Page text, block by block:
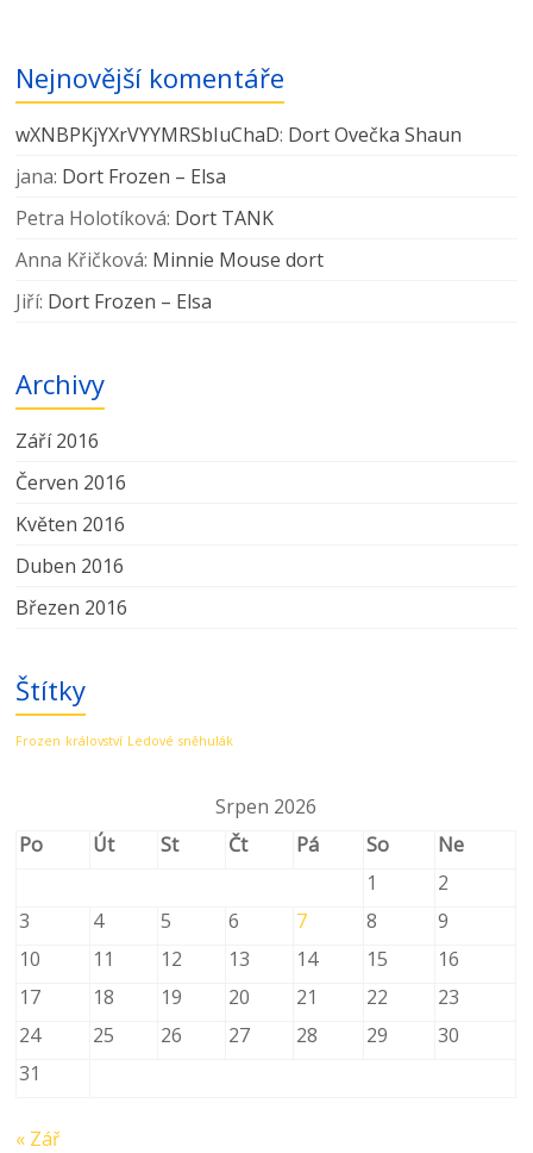
Nejnovější komentáře
wXNBPKjYXrVYYMRSbIuChaD: Dort Ovečka Shaun
jana: Dort Frozen – Elsa
Petra Holotíková: Dort TANK
Anna Křičková: Minnie Mouse dort
Jiří: Dort Frozen – Elsa
Archivy
Září 2016
Červen 2016
Květen 2016
Duben 2016
Březen 2016
Štítky
Frozen království Ledové sněhulák
Srpen 2026
Po
Út St Čt Pá So
Ne
1
2
3
4 5 6 7 8
9
10
11 12 13 14 15
16
17
18 19 20 21 22
23
24
25 26 27 28 29
30
31
« Zář